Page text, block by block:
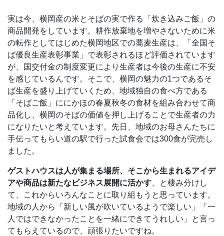
実は今、横岡産の米とそばの実で作る「炊き込みご飯」の
商品開発をしています。耕作放棄地を増やさないために米
の転作としてはじめた横岡地区での蕎麦生産は、「全国そ
ば優良生産表彰事業」で表彰されるほど評価されています
が、国交付金の制度変更により生産者は今後の生産に不安
を感じているんです。そこで、横岡の魅力の1つであるそ
ば生産を盛り上げていくため、地域独自の食べ方である
「そばご飯」ににかほの春夏秋冬の食材を組み合わせて商
品化し、横岡のそばの価値を押し上げることで生産者の力
になりたいと考えています。先日、地域のお母さんたちに
手伝ってもらい道の駅で行った試食会では300食が完売し
ました。
ゲストハウスは人が集まる場所、そこから生まれるアイデ
アや商品は新たなビジネス展開に活かす 、と棲み分けし
て、これからいろんなことに取り組もうと思っています。
地域の人から「新しい風が吹いているようで楽しい」「一
人ではできなかったことを一緒にできてうれしい」と言っ
てもらえているので、頑張りたいですね。